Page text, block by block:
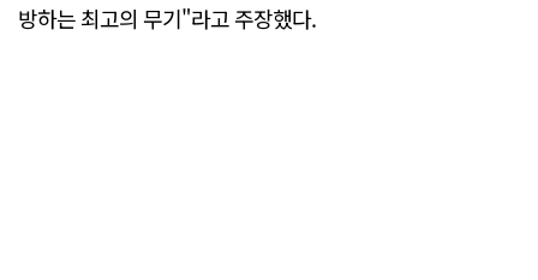
방하는 최고의 무기"라고 주장했다.